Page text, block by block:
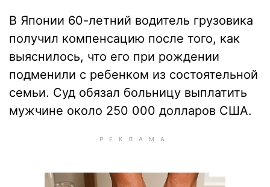
В Японии 60-летний водитель грузовика
получил компенсацию после того, как
выяснилось, что его при рождении
подменили с ребенком из состоятельной
семьи. Суд обязал больницу выплатить
мужчине около 250 000 долларов США.